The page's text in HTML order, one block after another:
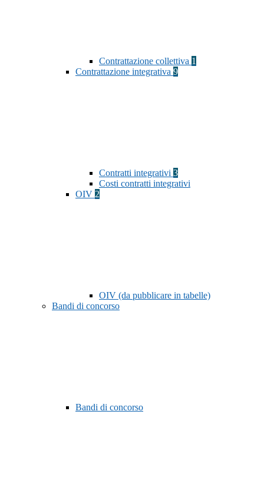
Contrattazione collettiva 1
Contrattazione integrativa 9
Contratti integrativi 3
Costi contratti integrativi
OIV 2
OIV (da pubblicare in tabelle)
Bandi di concorso
Bandi di concorso